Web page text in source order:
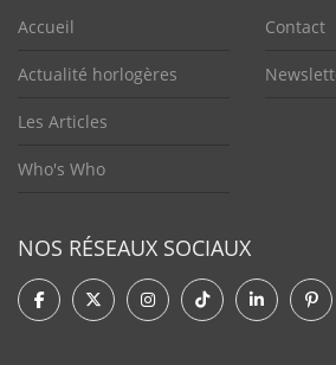
Accueil
Actualité horlogères
Les Articles
Who's Who
Contact
NOS RÉSEAUX SOCIAUX